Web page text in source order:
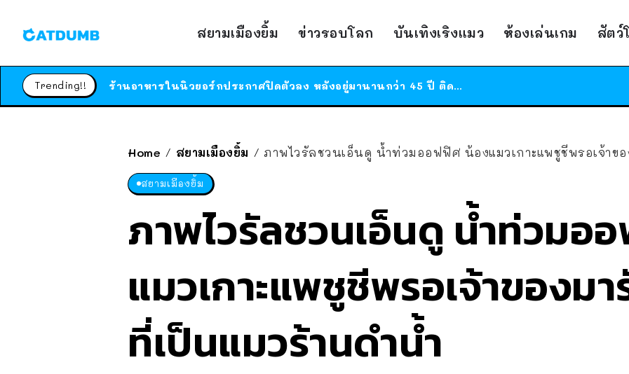
สยามเมืองยิ้ม ข่าวรอบโลก บันเทิงเริงแมว ห้องเล่นเกม สัตว์
Trending!!
สาวญี่ปุ่นโดนแมวตัวเองกัด ไม่ได้ไปหาหมอตั้งแต่เนิ่นๆ สุดท้ายขาบวม กลายเป็นโรคเนื้อเน่า เตือนทาสแมวทั้งหลายให้ระวัง
ร้านอาหารในนิวยอร์กประกาศปิดตัวลง หลังอยู่มานานกว่า 45 ปี ติดป้ายขอบคุณลูกค้าทุกคน แถมสูตรทำไวท์ซอสให้แบบจัดเต็ม
Home / สยามเมืองยิ้ม / ภาพไวรัลชวนเอ็นดู น้ำท่วมออฟฟิศ น้องแมวเกาะแพชูชีพรอเจ้าขอ
สยามเมืองยิ้ม
ภาพไวรัลชวนเอ็นดู น้ำท่วมอ
แมวเกาะแพชูชีพรอเจ้าของม
ที่เป็นแมวร้านดำน้ำ